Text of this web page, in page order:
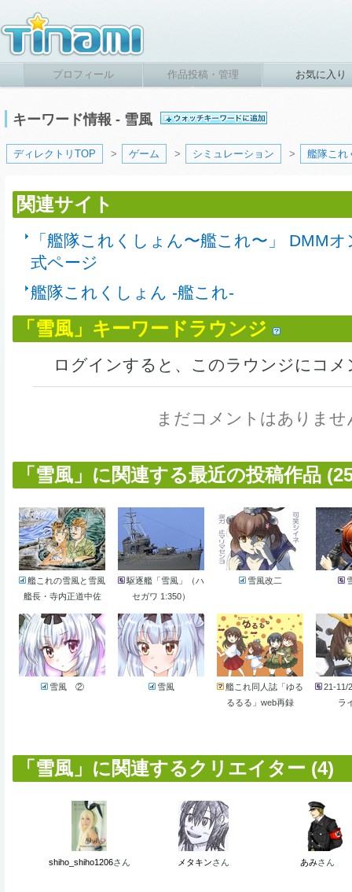
プロフィール 作品投稿・管理 お気に入り
キーワード情報 - 雪風
ディレクトリTOP > ゲーム > シミュレーション > 艦隊これ
関連サイト
「艦隊これくしょん〜艦これ〜」 DMM
式ページ
艦隊これくしょん -艦これ-
「雪風」キーワードラウンジ
ログインすると、このラウンジにコ
まだコメントはありませ
「雪風」に関連する最近の投稿作品
艦これの雪風と雪風
艦長・寺内正道中佐
駆逐艦「雪風」（ハ
セガワ 1:350）
雪風改二
雪風 ② 雪風
艦これ同人誌「ゆる
るるる」web再録
21-11/
ラ
「雪風」に関連するクリエイター (4)
shiho_shiho1206さん メタキンさん あみさん